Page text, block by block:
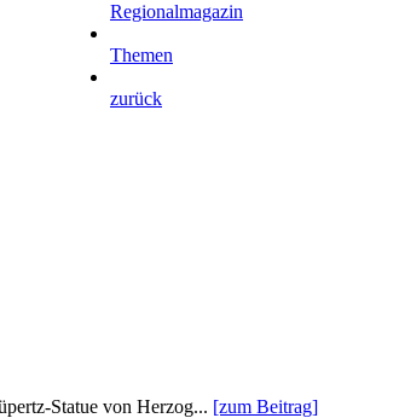
Regionalmagazin
Themen
zurück
Statue von Herzog... [zum Beitrag]